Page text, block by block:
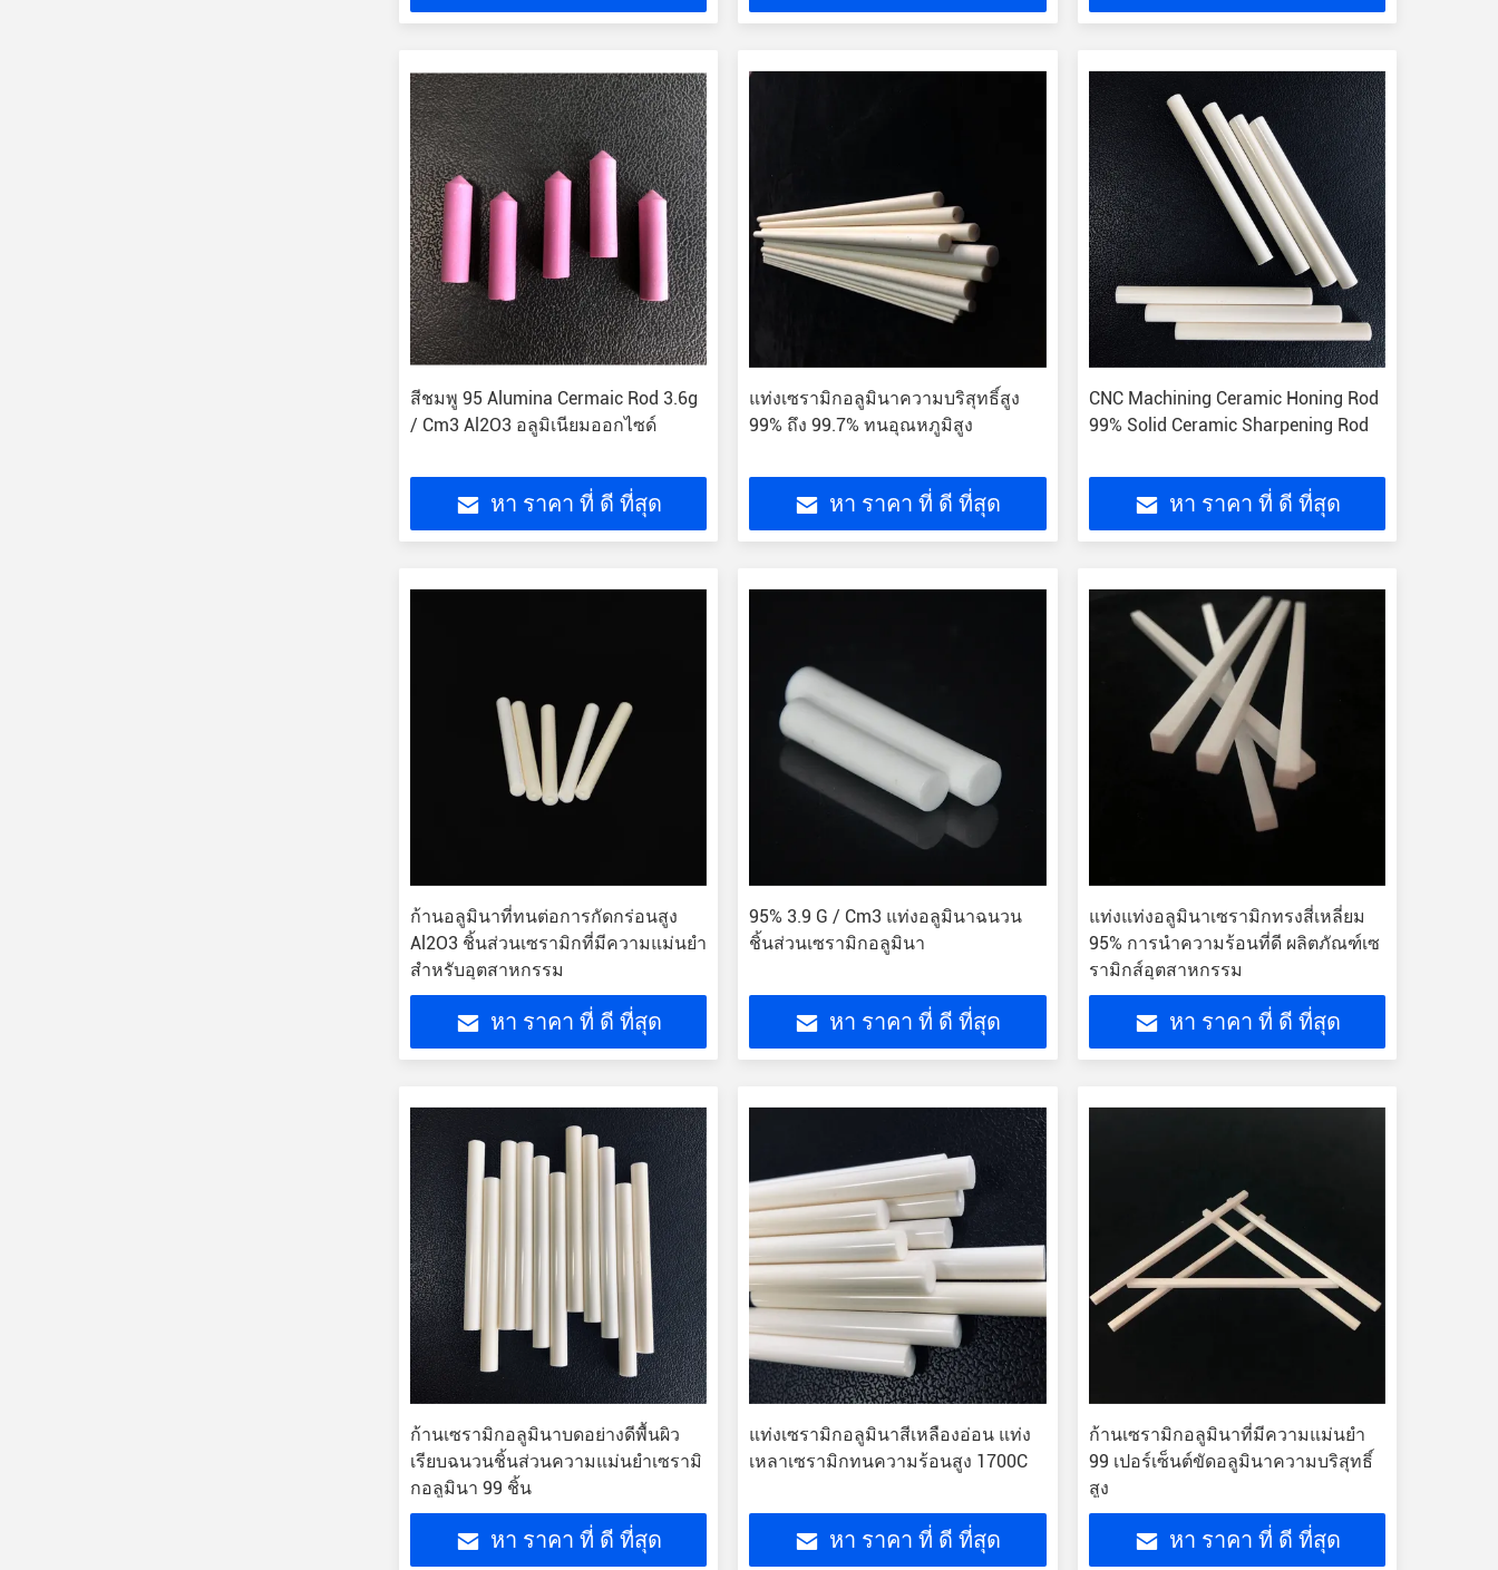
สีชมพู 95 Alumina Cermaic Rod 3.6g
/ Cm3 Al2O3 อลูมิเนียมออกไซด์
หา ราคา ที่ ดี ที่สุด
แท่งเซรามิกอลูมินาความบริสุทธิ์สูง
99% ถึง 99.7% ทนอุณหภูมิสูง
หา ราคา ที่ ดี ที่สุด
CNC Machining Ceramic Honing Rod
99% Solid Ceramic Sharpening Rod
หา ราคา ที่ ดี ที่สุด
ก้านอลูมินาที่ทนต่อการกัดกร่อนสูง
Al2O3 ชิ้นส่วนเซรามิกที่มีความแม่นยำ
สำหรับอุตสาหกรรม
หา ราคา ที่ ดี ที่สุด
95% 3.9 G / Cm3 แท่งอลูมินาฉนวน
ชิ้นส่วนเซรามิกอลูมินา
หา ราคา ที่ ดี ที่สุด
แท่งแท่งอลูมินาเซรามิกทรงสี่เหลี่ยม
95% การนำความร้อนที่ดี ผลิตภัณฑ์เซ
รามิกส์อุตสาหกรรม
หา ราคา ที่ ดี ที่สุด
ก้านเซรามิกอลูมินาบดอย่างดีพื้นผิว
เรียบฉนวนชิ้นส่วนความแม่นยำเซรามิ
กอลูมินา 99 ชิ้น
หา ราคา ที่ ดี ที่สุด
แท่งเซรามิกอลูมินาสีเหลืองอ่อน แท่ง
เหลาเซรามิกทนความร้อนสูง 1700C
หา ราคา ที่ ดี ที่สุด
ก้านเซรามิกอลูมินาที่มีความแม่นยำ
99 เปอร์เซ็นต์ขัดอลูมินาความบริสุทธิ์
สูง
หา ราคา ที่ ดี ที่สุด